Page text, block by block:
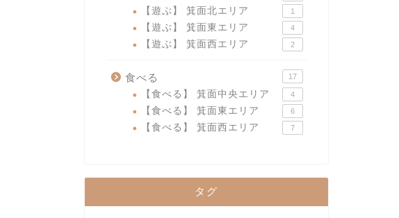
【遊ぶ】 箕面北エリア 1
【遊ぶ】 箕面東エリア 4
【遊ぶ】 箕面西エリア 2
食べる 17
【食べる】 箕面中央エリア 4
【食べる】 箕面東エリア 6
【食べる】 箕面西エリア 7
タグ